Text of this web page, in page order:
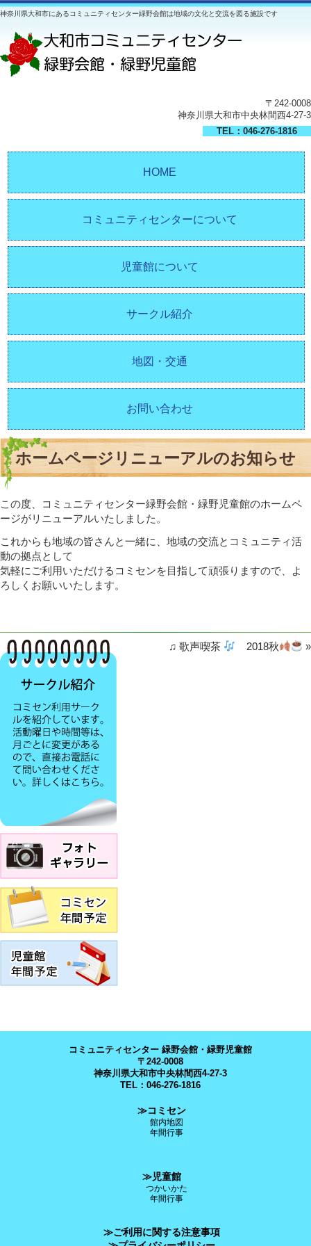
神奈川県大和市にあるコミュニティセンター緑野会館は地域の文化と交流を図る施設です
〒242-0008
神奈川県大和市中央林間西4-27-3
TEL：046-276-1816
HOME
コミュニティセンターについて
児童館について
サークル紹介
地図・交通
お問い合わせ
ホームページリニューアルのお知らせ
この度、コミュニティセンター緑野会館・緑野児童館のホームペ
ージがリニューアルいたしました。
これからも地域の皆さんと一緒に、地域の交流とコミュニティ活
動の拠点として
気軽にご利用いただけるコミセンを目指して頑張りますので、よ
ろしくお願いいたします。
♫ 歌声喫茶 2018秋 »
コミュニティセンター 緑野会館・緑野児童館
〒242-0008
神奈川県大和市中央林間西4-27-3
TEL：046-276-1816
≫コミセン
館内地図
年間行事
≫児童館
つかいかた
年間行事
≫ご利用に関する注意事項